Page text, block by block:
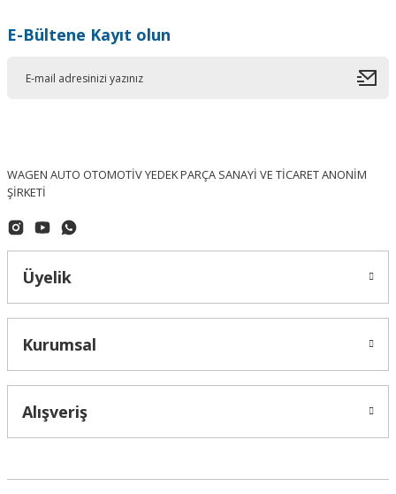
E-Bültene Kayıt olun
WAGEN AUTO OTOMOTİV YEDEK PARÇA SANAYİ VE TİCARET ANONİM
ŞİRKETİ
Üyelik
Kurumsal
Alışveriş